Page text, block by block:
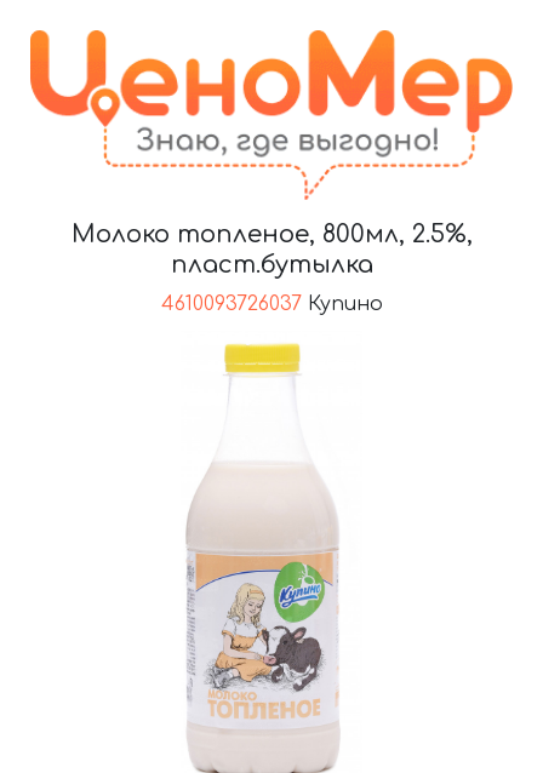
Молоко топленое, 800мл, 2.5%,
пласт.бутылка
4610093726037Купино